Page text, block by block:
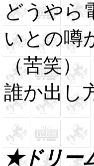
どうやら
いとの噂
（苦笑）
誰か出し
★ドリー